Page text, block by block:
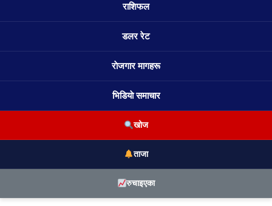
राशिफल
डलर रेट
राेजगार मागहरू
भिडियाे समाचार
खोज
ताजा
रुचाइएका